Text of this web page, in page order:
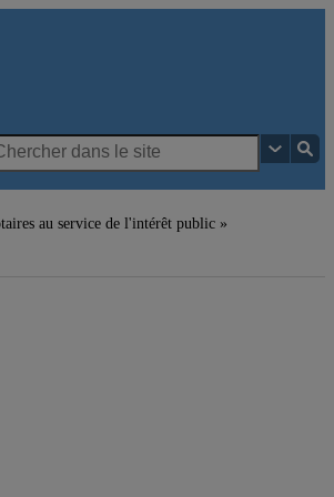
au service de l'intérêt public »